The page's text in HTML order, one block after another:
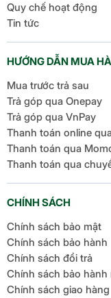
Quy chế hoạt động
Tin tức
HƯỚNG DẪN MUA
Mua trước trả sau
Trả góp qua Onepay
Trả góp qua VnPay
Thanh toán online
Thanh toán qua
Thanh toán qua
CHÍNH SÁCH
Chính sách bảo mật
Chính sách bảo hành
Chính sách đổi trả
Chính sách bảo
Chính sách giao hàng